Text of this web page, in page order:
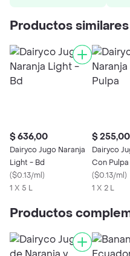
Productos
$ 636,00
Dairyco Jugo Naranja
Light - Bd
($0.13/ml)
1 X 5 L
$ 255,00
Dairyco
Con Pulpa
($0.13/ml)
1 X 2 L
Productos